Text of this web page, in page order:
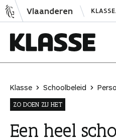
N
a
Vlaanderen
a
s
s
e
Klasse Schoolbeleid
ZO DOEN ZIJ HET
Een heel